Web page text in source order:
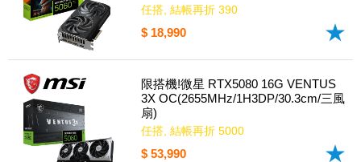
任搭, 結帳再折 390
$ 18,990
限搭機!微星 RTX5080 16G VENTUS
3X OC(2655MHz/1H3DP/30.3cm/三風
扇)
任搭, 結帳再折 5000
$ 53,990